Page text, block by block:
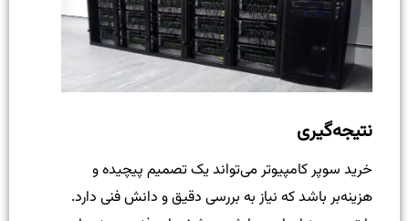
نتیجه‌گیری
خرید سوپر کامپیوتر می‌تواند یک تصمیم پیچیده و
هزینه‌بر باشد که نیاز به بررسی دقیق و دانش فنی دارد.